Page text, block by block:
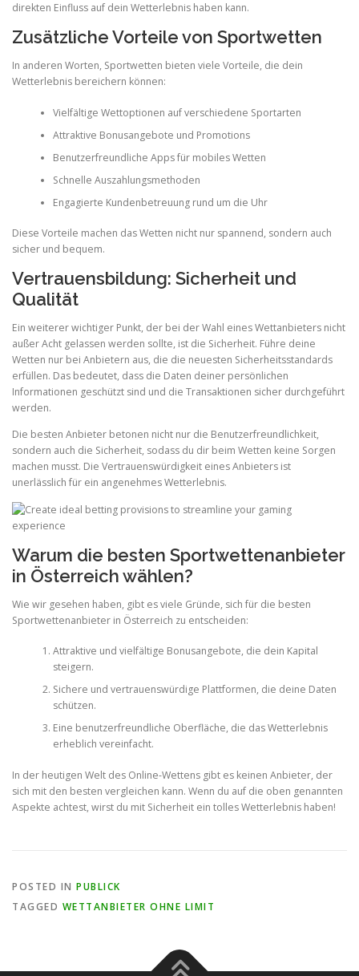
direkten Einfluss auf dein Wetterlebnis haben kann.
Zusätzliche Vorteile von Sportwetten
In anderen Worten, Sportwetten bieten viele Vorteile, die dein
Wetterlebnis bereichern können:
Vielfältige Wettoptionen auf verschiedene Sportarten
Attraktive Bonusangebote und Promotions
Benutzerfreundliche Apps für mobiles Wetten
Schnelle Auszahlungsmethoden
Engagierte Kundenbetreuung rund um die Uhr
Diese Vorteile machen das Wetten nicht nur spannend, sondern auch
sicher und bequem.
Vertrauensbildung: Sicherheit und
Qualität
Ein weiterer wichtiger Punkt, der bei der Wahl eines Wettanbieters nicht
außer Acht gelassen werden sollte, ist die Sicherheit. Führe deine
Wetten nur bei Anbietern aus, die die neuesten Sicherheitsstandards
erfüllen. Das bedeutet, dass die Daten deiner persönlichen
Informationen geschützt sind und die Transaktionen sicher durchgeführt
werden.
Die besten Anbieter betonen nicht nur die Benutzerfreundlichkeit,
sondern auch die Sicherheit, sodass du dir beim Wetten keine Sorgen
machen musst. Die Vertrauenswürdigkeit eines Anbieters ist
unerlässlich für ein angenehmes Wetterlebnis.
Warum die besten Sportwettenanbieter
in Österreich wählen?
Wie wir gesehen haben, gibt es viele Gründe, sich für die besten
Sportwettenanbieter in Österreich zu entscheiden:
Attraktive und vielfältige Bonusangebote, die dein Kapital
steigern.
Sichere und vertrauenswürdige Plattformen, die deine Daten
schützen.
Eine benutzerfreundliche Oberfläche, die das Wetterlebnis
erheblich vereinfacht.
In der heutigen Welt des Online-Wettens gibt es keinen Anbieter, der
sich mit den besten vergleichen kann. Wenn du auf die oben genannten
Aspekte achtest, wirst du mit Sicherheit ein tolles Wetterlebnis haben!
POSTED IN PUBLICK
TAGGED WETTANBIETER OHNE LIMIT